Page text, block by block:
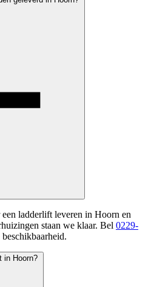
ladderlift leveren in Hoorn en
staan we klaar. Bel 0229-
in Hoorn?